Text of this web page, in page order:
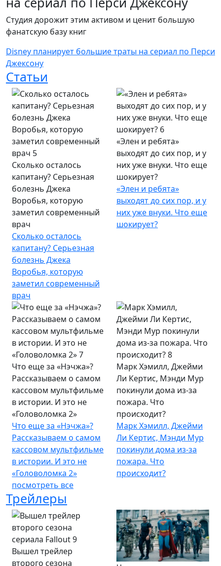
Студия дорожит этим активом и ценит большую
фанатскую базу книг
Disney планирует большие траты на сериал по Перси
Джексону
Статьи
Сколько осталось
капитану? Серьезная
болезнь Джека
Воробья, которую
заметил современный
врач
Сколько осталось
капитану? Серьезная
болезнь Джека
Воробья, которую
заметил современный
врач
«Элен и ребята»
выходят до сих пор, и у
них уже внуки. Что еще
шокирует?
«Элен и ребята»
выходят до сих пор, и у
них уже внуки. Что еще
шокирует?
Что еще за «Нэчжа»?
Рассказываем о самом
кассовом мультфильме
в истории. И это не
«Головоломка 2»
Что еще за «Нэчжа»?
Рассказываем о самом
кассовом мультфильме
в истории. И это не
«Головоломка 2»
Марк Хэмилл, Джейми
Ли Кертис, Мэнди Мур
покинули дома из-за
пожара. Что
происходит?
Марк Хэмилл, Джейми
Ли Кертис, Мэнди Мур
покинули дома из-за
пожара. Что
происходит?
посмотреть все
Трейлеры
Вышел трейлер
второго сезона